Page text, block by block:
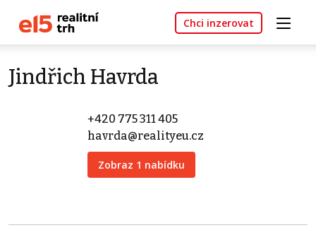
Chci inzerovat
Jindřich Havrda
+420 775 311 405
havrda@realityeu.cz
Zobraz 1 nabídku